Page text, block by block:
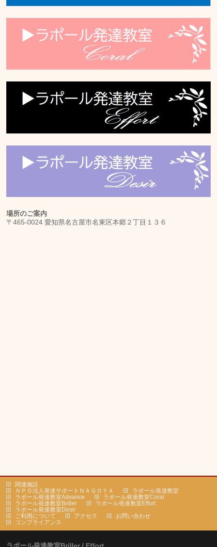
場所のご案内
〒465-0024 愛知県名古屋市名東区本郷２丁目１３６
関連施設
ＮＰＯ法人発達サポートＮＡＧＯＹＡ
ラポール発達教室
ラポール発達教室Advance
ラポール発達教室Coral
ラポール発達教室Briller
ラポール発達教室Effort
ラポール発達教室Desir
ご利用について
アクセス
お問い合わせ
コンプライアンス